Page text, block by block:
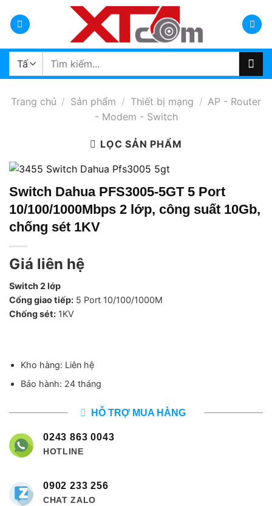
qua
dung
Tìm
Trang chủ / Sản phẩm / Thiết bị mạng / AP - Router
- Modem - Switch
LỌC SẢN PHẨM
Switch Dahua PFS3005-5GT 5 Port
10/100/1000Mbps 2 lớp, công suất 10Gb,
chống sét 1KV
Giá liên hệ
Switch 2 lớp
Cổng giao tiếp: 5 Port 10/100/1000M
Chống sét: 1KV
Kho hàng: Liên hệ
Bảo hành: 24 tháng
HỖ TRỢ MUA HÀNG
0243 863 0043
HOTLINE
0902 233 256
CHAT ZALO